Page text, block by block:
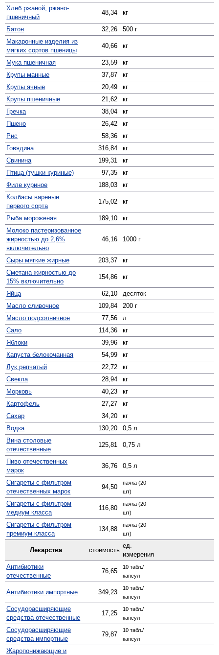
Хлеб ржаной, ржано-
пшеничный
48,34 кг
Батон 32,26
500 г
Макаронные изделия из
мягких сортов пшеницы
40,66 кг
Мука пшеничная 23,59
кг
Крупы манные
37,87
кг
Крупы ячные
20,49
кг
Крупы пшеничные
21,62
кг
Гречка
38,04
кг
Пшено
26,42
кг
Рис
58,36
кг
Говядина
316,84
кг
Свинина
199,31
кг
Птица (тушки куриные)
97,35
кг
Филе куриное
188,03
кг
Колбасы вареные
первого сорта
175,02 кг
Рыба мороженая 189,10
кг
Молоко пастеризованное
жирностью до 2,6%
включительно
46,16 1000 г
Сыры мягкие жирные 203,37
кг
Сметана жирностью до
15% включительно
154,86 кг
Яйца 62,10
десяток
Масло сливочное
109,84
200 г
Масло подсолнечное
77,56
л
Сало
114,36
кг
Яблоки
39,96
кг
Капуста белокочанная
54,99
кг
Лук репчатый
22,72
кг
Свекла
28,94
кг
Морковь
40,23
кг
Картофель
27,27
кг
Сахар
34,20
кг
Водка
130,20
0,5 л
Вина столовые
отечественные
125,81 0,75 л
Пиво отечественных
марок
36,76 0,5 л
Сигареты с фильтром
отечественных марок
94,50
пачка (20
шт)
Сигареты с фильтром
медиум класса
116,80
пачка (20
шт)
Сигареты с фильтром
премиум класса
134,88
пачка (20
шт)
Лекарства стоимость
ед.
измерения
Антибиотики
отечественные
76,65
10 табл./
капсул
Антибиотики импортные 349,23
10 табл./
капсул
Сосудо­расширяющие
средства отечественные
17,25
10 табл./
капсул
Сосуд­орасширяющие
средства импортные
79,87
10 табл./
капсул
Жаро­понижающие и